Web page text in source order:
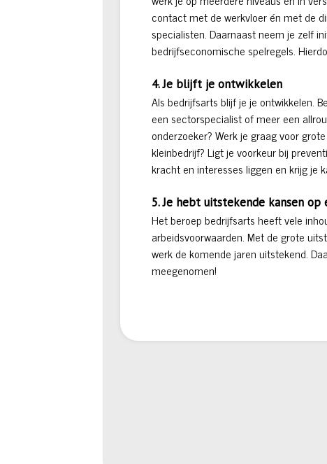
contact met de werkvloer én met de
specialisten. Daarnaast neem je zelf
bedrijfseconomische spelregels.
4. Je blijft je ontwikkelen
Als bedrijfsarts blijf je je ontwikkelen.
een sectorspecialist of meer een
onderzoeker? Werk je graag voor
kleinbedrijf? Ligt je voorkeur bij
kracht en interesses liggen en krijg je
5. Je hebt uitstekende kansen op
Het beroep bedrijfsarts heeft vele
arbeidsvoorwaarden. Met de grote
werk de komende jaren uitstekend.
meegenomen!